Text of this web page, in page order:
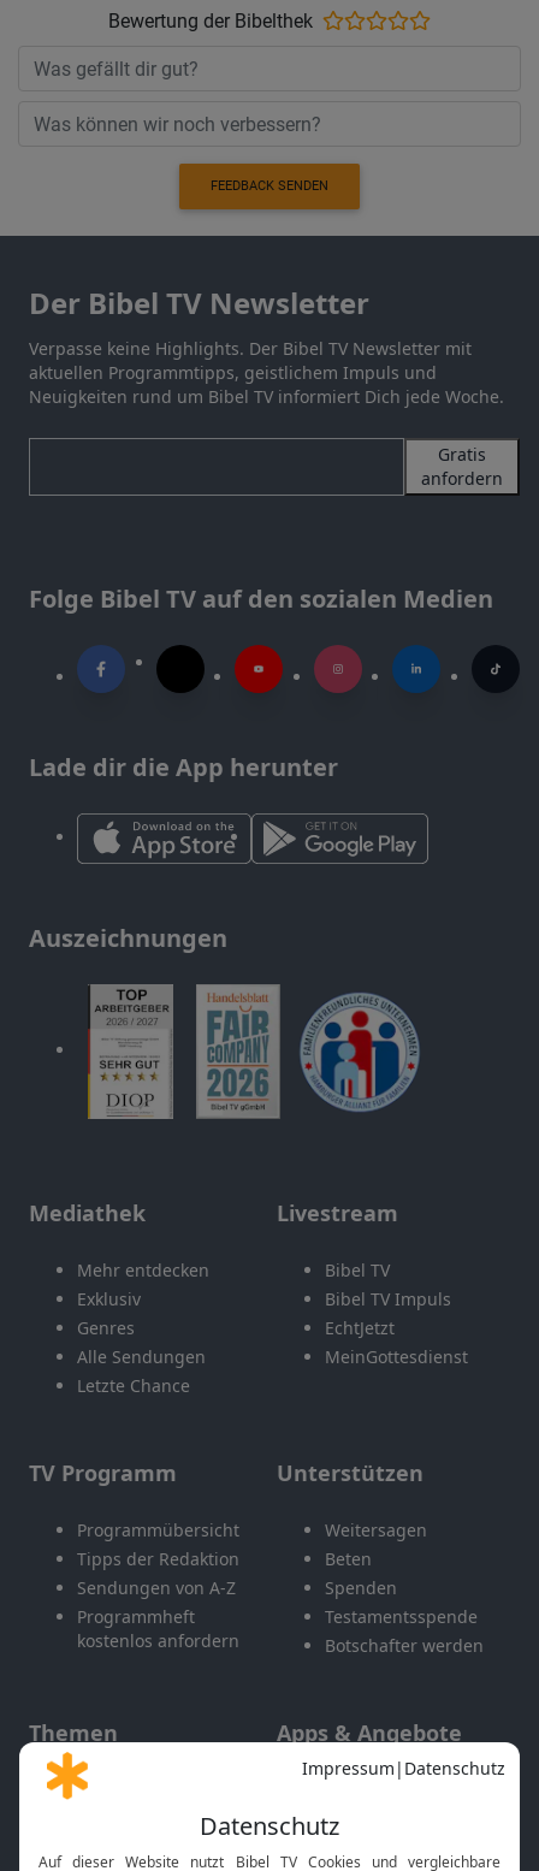
Bewertung der Bibelthek
FEEDBACK SENDEN
Der Bibel TV Newsletter
Verpasse keine Highlights. Der Bibel TV Newsletter mit
aktuellen Programmtipps, geistlichem Impuls und
Neuigkeiten rund um Bibel TV informiert Dich jede Woche.
Gratis
anfordern
Folge Bibel TV auf den sozialen Medien
Lade dir die App herunter
Auszeichnungen
Mediathek
Mehr entdecken
Exklusiv
Genres
Alle Sendungen
Letzte Chance
Livestream
Bibel TV
Bibel TV Impuls
EchtJetzt
MeinGottesdienst
TV Programm
Programmübersicht
Tipps der Redaktion
Sendungen von A-Z
Programmheft
kostenlos anfordern
Unterstützen
Weitersagen
Beten
Spenden
Testamentsspende
Botschafter werden
Themen
Gott und Bibel erklärt
Apps & Angebote
Mobile App